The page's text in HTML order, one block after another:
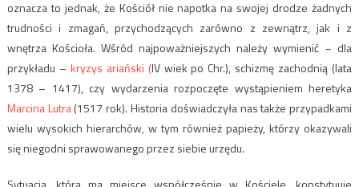
oznacza to jednak, że Kościół nie napotka na swojej drodze żadnych
trudności i zmagań, przychodzących zarówno z zewnątrz, jak i z
wnętrza Kościoła. Wśród najpoważniejszych należy wymienić – dla
przykładu – kryzys ariański (IV wiek po Chr.), schizmę zachodnią (lata
1378 – 1417), czy wydarzenia rozpoczęte wystąpieniem heretyka
Marcina Lutra(1517 rok). Historia doświadczyła nas także przypadkami
wielu wysokich hierarchów, w tym również papieży, którzy okazywali
się niegodni sprawowanego przez siebie urzędu.